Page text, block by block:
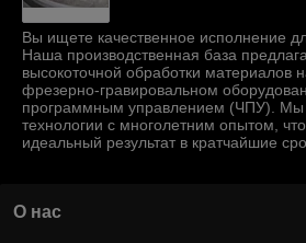
Вы ищете качественное исполнение
Наша производственная база
высокоточной обработки материалов
фрезерно-гравировальном
программным управлением (ЧПУ). Мы
технологии с многолетним опытом,
идеальный результат в кратчайшие
О нас